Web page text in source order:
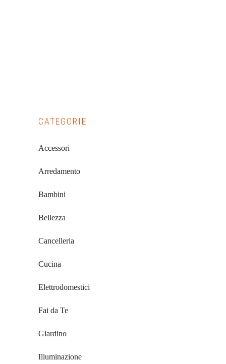
Primary
Sidebar
CATEGORIE
Accessori
Arredamento
Bambini
Bellezza
Cancelleria
Cucina
Elettrodomestici
Fai da Te
Giardino
Illuminazione